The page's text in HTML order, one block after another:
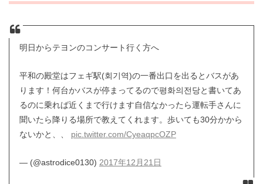
明日からテヨンのコンサート行く方へ
平和の殿堂はフェギ駅(회기역)の一番出口を出るとバスがあ
ります！何台かバスが停まってるので평화의전당と書いてあ
るのに乗れば近くまで行けます自信なかったら運転手さんに
聞いたら降りる場所で教えてくれます。歩いても30分かから
ないかと、、 pic.twitter.com/CyeaqpcOZP
— (@astrodice0130) 2017年12月21日